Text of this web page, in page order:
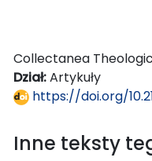
Collectanea
Dział:Artykuły
https://doi.org/
Inne teksty